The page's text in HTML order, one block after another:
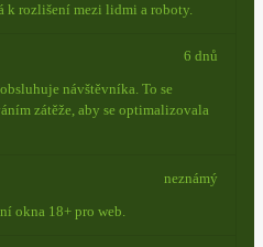
k rozlišení mezi lidmi a roboty.
návštěvníka. To se
zátěže, aby se optimalizovala
6 dnů
okna 18+ pro web.
neznámý